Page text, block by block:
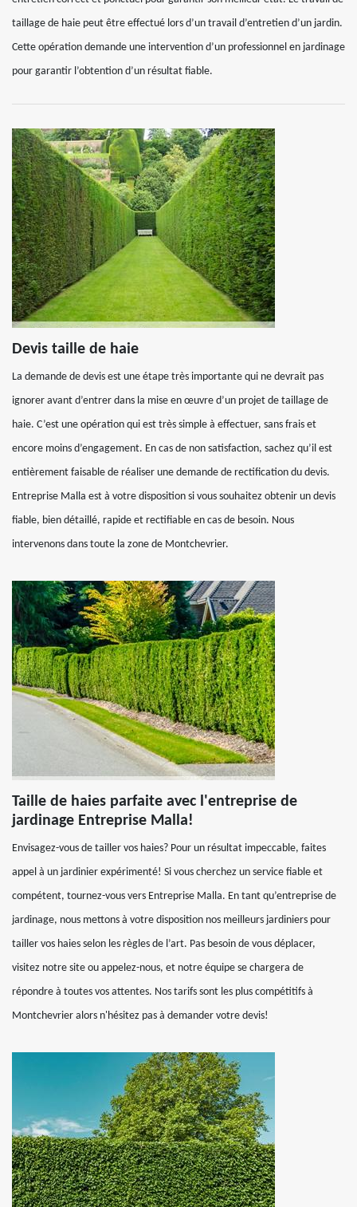
taillage de haie peut être effectué lors d’un travail d’entretien d’un jardin.
Cette opération demande une intervention d’un professionnel en jardinage
pour garantir l’obtention d’un résultat fiable.
Devis taille de haie
La demande de devis est une étape très importante qui ne devrait pas
ignorer avant d’entrer dans la mise en œuvre d’un projet de taillage de
haie. C’est une opération qui est très simple à effectuer, sans frais et
encore moins d’engagement. En cas de non satisfaction, sachez qu’il est
entièrement faisable de réaliser une demande de rectification du devis.
Entreprise Malla est à votre disposition si vous souhaitez obtenir un devis
fiable, bien détaillé, rapide et rectifiable en cas de besoin. Nous
intervenons dans toute la zone de Montchevrier.
Taille de haies parfaite avec l'entreprise de
jardinage Entreprise Malla!
Envisagez-vous de tailler vos haies? Pour un résultat impeccable, faites
appel à un jardinier expérimenté! Si vous cherchez un service fiable et
compétent, tournez-vous vers Entreprise Malla. En tant qu’entreprise de
jardinage, nous mettons à votre disposition nos meilleurs jardiniers pour
tailler vos haies selon les règles de l’art. Pas besoin de vous déplacer,
visitez notre site ou appelez-nous, et notre équipe se chargera de
répondre à toutes vos attentes. Nos tarifs sont les plus compétitifs à
Montchevrier alors n'hésitez pas à demander votre devis!